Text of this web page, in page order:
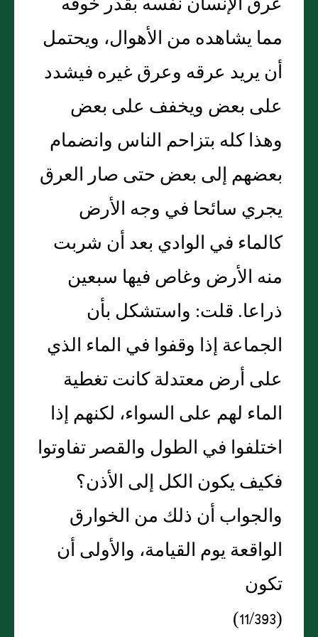
مما يشاهده من الأهوال، ويحتمل
أن يريد عرقه وعرق غيره فيشدد
على بعض ويخفف على بعض
وهذا كله بتزاحم الناس وانضمام
بعضهم إلى بعض حتى صار العرق
يجري سائحا في وجه الأرض
كالماء في الوادي بعد أن شربت
منه الأرض وغاص فيها سبعين
ذراعا. قلت: واستشكل بأن
الجماعة إذا وقفوا في الماء الذي
على أرض معتدلة كانت تغطية
الماء لهم على السواء، لكنهم إذا
اختلفوا في الطول والقصر تفاوتوا
فكيف يكون الكل إلى الأذن؟
والجواب أن ذلك من الخوارق
الواقعة يوم القيامة، والأولى أن
تكون
(11/393)